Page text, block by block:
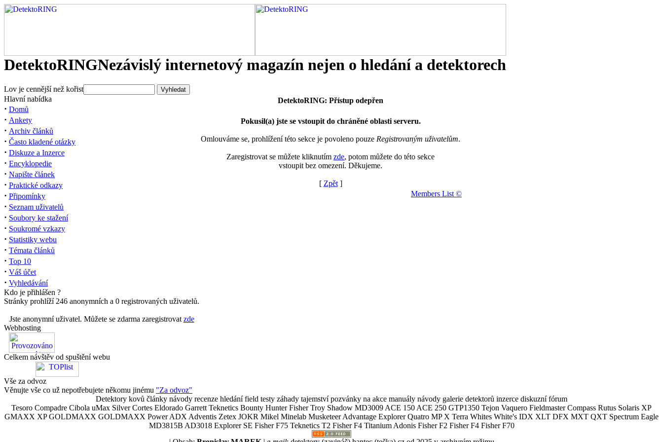
DetektoRINGNezávislý internetový magazín nejen o hledání a detektorech
Lov je cennější než kořist
Hlavní nabídka
· Domů
· Ankety
· Archiv článků
· Často kladené otázky
· Diskuze a Inzerce
· Encyklopedie
· Napište článek
· Praktické odkazy
· Připomínky
· Seznam uživatelů
· Soubory ke stažení
· Soukromé vzkazy
· Statistiky webu
· Témata článků
· Top 10
· Váš účet
· Vyhledávání
Kdo je přihlášen ?
Stránky prohlíží 246 anonymních a 0 registrovaných uživatelů.
Jste anonymní uživatel. Můžete se zdarma zaregistrovat zde
Webhosting
Celkem návštěv od spuštění webu
Vše za odvoz
Věnujte vše co už nepotřebujete někomu jinému "Za odvoz"
DetektoRING: Přístup odepřen
Pokusil(a) jste se vstoupit do chráněné oblasti serveru.
Omlouváme se, prohlížení této sekce je povoleno pouze Registrovaným uživatelům.
Zaregistrovat se můžete kliknutím zde, potom můžete do této sekce
vstoupit bez omezení. Děkujeme.
[ Zpět]
Members List ©
Detektory kovů články návody recenze hledání field testy záhady tajemství pozvánky na akce manuály návody galerie detektorů inzerce diskuzní fórum
Tesoro Compadre Cibola uMax Silver Cortes Eldorado Garrett Teknetics Bounty Hunter Fisher Troy Shadow MD3009 ACE 150 ACE 250 GTP1350 Tejon Vaquero Fieldmaster Compass Rutus Solaris XP
GMAXX XP GOLDMAXX GOLDMAXX Power ADX Adventis Zetex JOKR Mikel Minelab Musketeer Advantage Explorer Quatro MP X Terra Whites White's IDX XLT DFX MXT QXT Spectrum Eagle
MD3815B AD3018 Explorer SE Fisher F75 Teknetics T2 Fisher F4 Titanium Adonis Fisher F2 Fisher F4 Fisher F70